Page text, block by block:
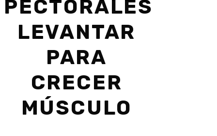
PECTORALES
LEVANTAR
PARA
CRECER
MÚSCULO